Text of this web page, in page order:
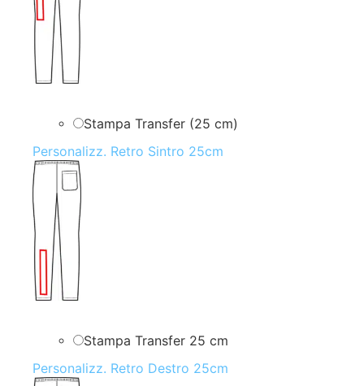
Stampa Transfer (25 cm)
Personalizz. Retro Sintro 25cm
Stampa Transfer 25 cm
Personalizz. Retro Destro 25cm